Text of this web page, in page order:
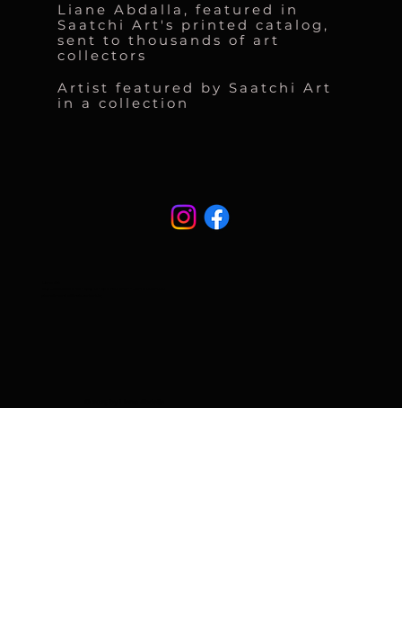
Liane Abdalla, featured in
Saatchi Art's printed catalog,
sent to thousands of art
collectors
Artist featured by Saatchi Art
in a collection